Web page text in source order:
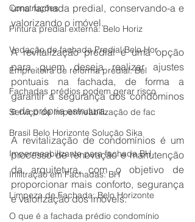
Construções
Pintura predial externa: Belo Horiz
Vedação de fachada Predial Belo Hor
Empreiteira de reforma predial: Bel
Fachadas prédios podem gerar risco
Serviço de impermeabilização de fac
Brasil Belo Horizonte Solução Sika
Impermeabilizante para fachada BH
Infiltração em Fachadas: BH
Limpeza de Fachada: Belo Horizonte
O que é a fachada prédio condomínio
uma fachada predial, conservando-a e
valorizando o imóvel.
A revitalização predial é uma opção
para quem deseja realizar ajustes
pontuais na fachada, de forma a
garantir a segurança dos condôminos
e da própria estrutura.
A revitalização de condomínios é um
processo de renovação e manutenção
da arquitetura, com o objetivo de
proporcionar mais conforto, segurança
e valorização dos imóveis.